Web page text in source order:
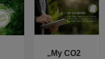
„My CO2